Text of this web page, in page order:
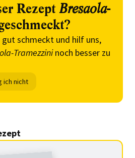
Rezept Bresaola-
schmeckt und hilf uns,
Tramezzininoch besser zu
ich nicht